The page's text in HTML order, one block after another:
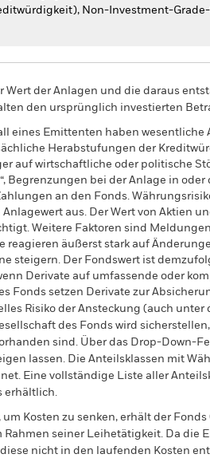
Non-Investment-
Wert der Anlagen und die daraus
den ursprünglich investierten
eines Emittenten haben
Herabstufungen der
auf wirtschaftliche oder politische
Begrenzungen bei der Anlage in
an den Fonds.
aus. Der Wert von Aktien
Weitere Faktoren sind
äußerst stark auf
steigern. Der Fondswert ist
Derivate auf umfassende oder
Fonds setzen Derivate zur
Risiko der Ansteckung (auch
des Fonds wird
sind. Über das Drop-Down-
lassen. Die Anteilsklassen mit
Eine vollständige Liste aller
erhältlich.
Kosten zu senken, erhält der
seiner Leihetätigkeit. Da
nicht in den laufenden Kosten